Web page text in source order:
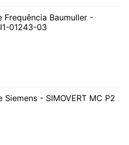
Frequência Baumuller -
01243-03
Siemens - SIMOVERT MC P2